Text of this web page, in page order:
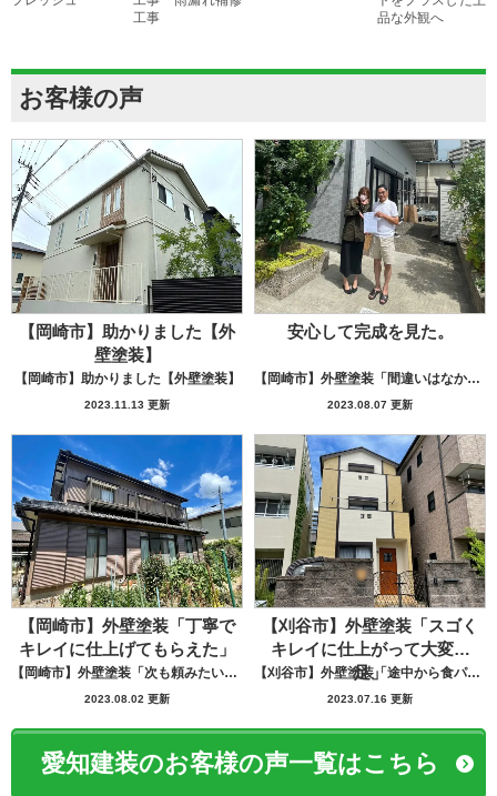
工事
品な外観へ
お客様の声
【岡崎市】助かりました【外
壁塗装】
【岡崎市】助かりました【外壁塗装】
2023.11.13 更新
安心して完成を見た。
【岡崎市】外壁塗装「間違いはなかった」
2023.08.07 更新
【岡崎市】外壁塗装「丁寧で
キレイに仕上げてもらえた」
【岡崎市】外壁塗装「次も頼みたいと思う」
2023.08.02 更新
【刈谷市】外壁塗装「スゴく
キレイに仕上がって大変満
足」
【刈谷市】外壁塗装「途中から食パンばかり持ってきてパン屋さんかと思いました笑」
2023.07.16 更新
愛知建装のお客様の声一覧はこちら